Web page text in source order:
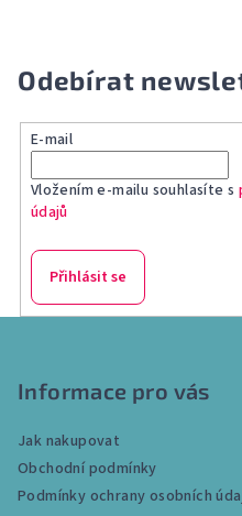
Odebírat
E-mail
Vložením e-mailu souhlasíte s
údajů
Přihlásit se
Informace pro vás
Jak nakupovat
Obchodní podmínky
Podmínky ochrany osobních